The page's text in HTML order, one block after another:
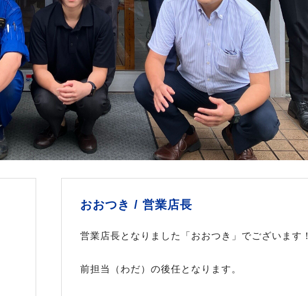
おおつき / 営業店長
営業店長となりました「おおつき」でございます！
前担当（わだ）の後任となります。